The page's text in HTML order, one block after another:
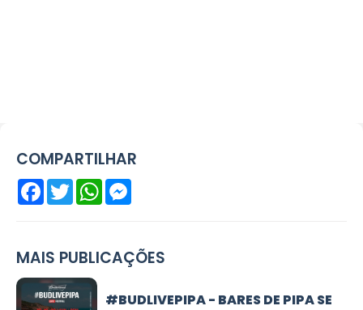
COMPARTILHAR
Facebook
TwitterWhatsApp
MAIS PUBLICAÇÕES
#BUDLIVEPIPA - BARES DE PIPA SE